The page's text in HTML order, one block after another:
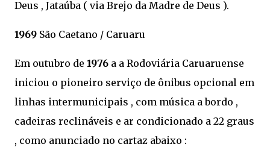
Deus , Jataúba ( via Brejo da Madre de Deus ).
1969 São Caetano / Caruaru
Em outubro de 1976 a a Rodoviária Caruaruense
iniciou o pioneiro serviço de ônibus opcional em
linhas intermunicipais , com música a bordo ,
cadeiras reclináveis e ar condicionado a 22 graus
, como anunciado no cartaz abaixo :